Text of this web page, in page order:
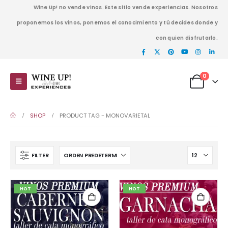
Wine Up! no vende vinos. Este sitio vende experiencias. Nosotros
proponemos los vinos, ponemos el conocimiento y tú decides donde y
con quien disfrutarlo.
0
SHOP PRODUCT TAG - MONOVARIETAL
FILTER
HOT HOT